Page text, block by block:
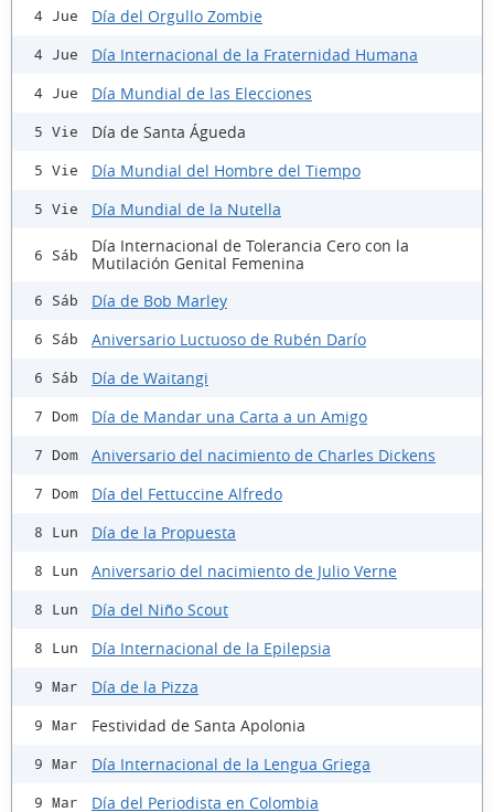
4 Jue Día del Orgullo Zombie
4 Jue Día Internacional de la Fraternidad Humana
4 Jue Día Mundial de las Elecciones
5 Vie Día de Santa Águeda
5 Vie Día Mundial del Hombre del Tiempo
5 Vie Día Mundial de la Nutella
6 Sáb
Día Internacional de Tolerancia Cero con la
Mutilación Genital Femenina
6 Sáb Día de Bob Marley
6 Sáb Aniversario Luctuoso de Rubén Darío
6 Sáb Día de Waitangi
7 Dom Día de Mandar una Carta a un Amigo
7 Dom Aniversario del nacimiento de Charles Dickens
7 Dom Día del Fettuccine Alfredo
8 Lun Día de la Propuesta
8 Lun Aniversario del nacimiento de Julio Verne
8 Lun Día del Niño Scout
8 Lun Día Internacional de la Epilepsia
9 Mar Día de la Pizza
9 Mar Festividad de Santa Apolonia
9 Mar Día Internacional de la Lengua Griega
9 Mar Día del Periodista en Colombia